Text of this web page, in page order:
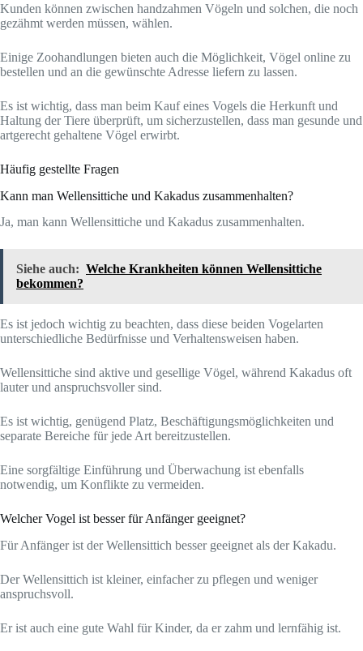
Kunden können zwischen handzahmen Vögeln und solchen, die noch
gezähmt werden müssen, wählen.
Einige Zoohandlungen bieten auch die Möglichkeit, Vögel online zu
bestellen und an die gewünschte Adresse liefern zu lassen.
Es ist wichtig, dass man beim Kauf eines Vogels die Herkunft und
Haltung der Tiere überprüft, um sicherzustellen, dass man gesunde und
artgerecht gehaltene Vögel erwirbt.
Häufig gestellte Fragen
Kann man Wellensittiche und Kakadus zusammenhalten?
Ja, man kann Wellensittiche und Kakadus zusammenhalten.
Siehe auch: Welche Krankheiten können Wellensittiche
bekommen?
Es ist jedoch wichtig zu beachten, dass diese beiden Vogelarten
unterschiedliche Bedürfnisse und Verhaltensweisen haben.
Wellensittiche sind aktive und gesellige Vögel, während Kakadus oft
lauter und anspruchsvoller sind.
Es ist wichtig, genügend Platz, Beschäftigungsmöglichkeiten und
separate Bereiche für jede Art bereitzustellen.
Eine sorgfältige Einführung und Überwachung ist ebenfalls
notwendig, um Konflikte zu vermeiden.
Welcher Vogel ist besser für Anfänger geeignet?
Für Anfänger ist der Wellensittich besser geeignet als der Kakadu.
Der Wellensittich ist kleiner, einfacher zu pflegen und weniger
anspruchsvoll.
Er ist auch eine gute Wahl für Kinder, da er zahm und lernfähig ist.